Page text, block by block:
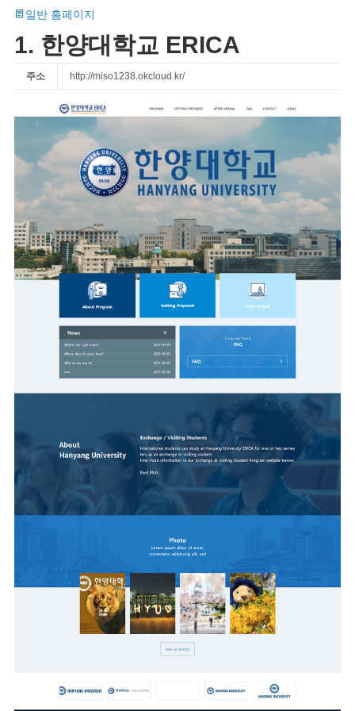
일반 홈페이지
1. 한양대학교 ERICA
주소 http://miso1238.okcloud.kr/